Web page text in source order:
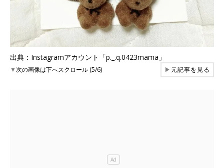
出典：Instagramアカウント「p._.q.0423mama」
▼次の画像は下へスクロール (5/6) ▶元記事を見る